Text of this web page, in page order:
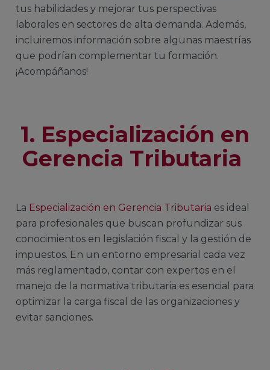
tus habilidades y mejorar tus perspectivas
laborales en sectores de alta demanda. Además,
incluiremos información sobre algunas maestrías
que podrían complementar tu formación.
¡Acompáñanos!
1. Especialización en
Gerencia Tributaria
La Especialización en Gerencia Tributaria es ideal
para profesionales que buscan profundizar sus
conocimientos en legislación fiscal y la gestión de
impuestos. En un entorno empresarial cada vez
más reglamentado, contar con expertos en el
manejo de la normativa tributaria es esencial para
optimizar la carga fiscal de las organizaciones y
evitar sanciones.